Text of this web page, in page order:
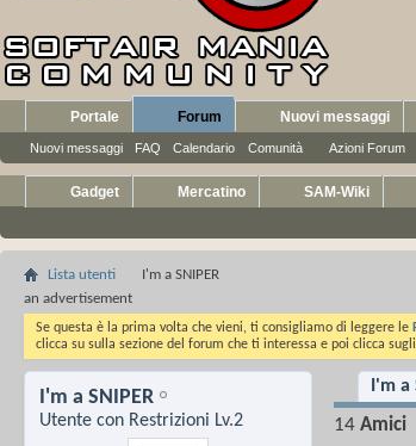
Portale Forum
Nuovi messaggi FAQ Calendario Comunità Azioni Forum
Nuovi messaggi
Gadget Mercatino SAM-Wiki
Lista utenti
I'm a SNIPER
an advertisement
Se questa è la prima volta che vieni, ti consigliamo di leggere le
clicca su sulla sezione del forum che ti interessa e poi clicca
I'm a SNIPER
Utente con Restrizioni Lv.2
I'm
14 Amici